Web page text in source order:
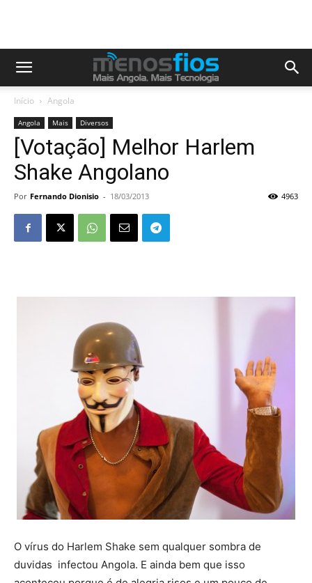
Início Angola
Angola Mais Diversos
[Votação] Melhor Harlem
Shake Angolano
Por Fernando Dionisio - 18/03/2013 4963
O vírus do Harlem Shake sem qualquer sombra de
duvidas infectou Angola. E ainda bem que isso